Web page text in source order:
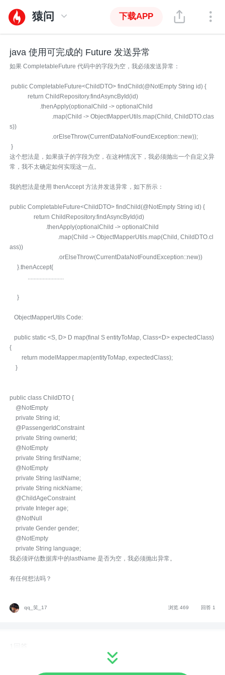
猿问 下载APP
java 使用可完成的 Future 发送异常
如果 CompletableFuture 代码中的字段为空，我必须发送异常：
public CompletableFuture<ChildDTO> findChild(@NotEmpty String id) {
return ChildRepository.findAsyncById(id)
.thenApply(optionalChild -> optionalChild
.map(Child -> ObjectMapperUtils.map(Child, ChildDTO.clas
s))
.orElseThrow(CurrentDataNotFoundException::new));
}
这个想法是，如果孩子的字段为空，在这种情况下，我必须抛出一个自定义异
常，我不太确定如何实现这一点。
我的想法是使用 thenAccept 方法并发送异常，如下所示：
public CompletableFuture<ChildDTO> findChild(@NotEmpty String id) {
return ChildRepository.findAsyncById(id)
.thenApply(optionalChild -> optionalChild
.map(Child -> ObjectMapperUtils.map(Child, ChildDTO.cl
ass))
.orElseThrow(CurrentDataNotFoundException::new))
}.thenAccept{
........................
}
ObjectMapperUtils Code:
public static <S, D> D map(final S entityToMap, Class<D> expectedClass)
{
return modelMapper.map(entityToMap, expectedClass);
}
public class ChildDTO {
@NotEmpty
private String id;
@PassengerIdConstraint
private String ownerId;
@NotEmpty
private String firstName;
@NotEmpty
private String lastName;
private String nickName;
@ChildAgeConstraint
private Integer age;
@NotNull
private Gender gender;
@NotEmpty
private String language;
我必须评估数据库中的lastName 是否为空，我必须抛出异常。
有任何想法吗？
qq_笑_17 浏览 469 回答 1